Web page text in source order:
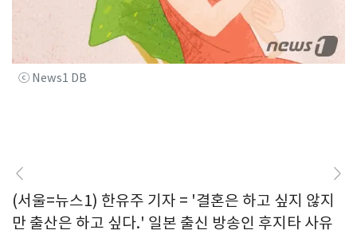
ⓒ News1 DB
(서울=뉴스1) 한유주 기자 = '결혼은 하고 싶지 않지
만 출산은 하고 싶다.' 일본 출신 방송인 후지타 사유